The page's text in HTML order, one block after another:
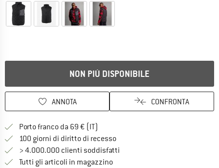
NON PIÙ DISPONIBILE
ANNOTA CONFRONTA
Porto franco da 69 € (IT)
100 giorni di diritto di recessoVai alla politica di recesso qui
> 4.000.000 clienti soddisfatti
Tutti gli articoli in magazzino